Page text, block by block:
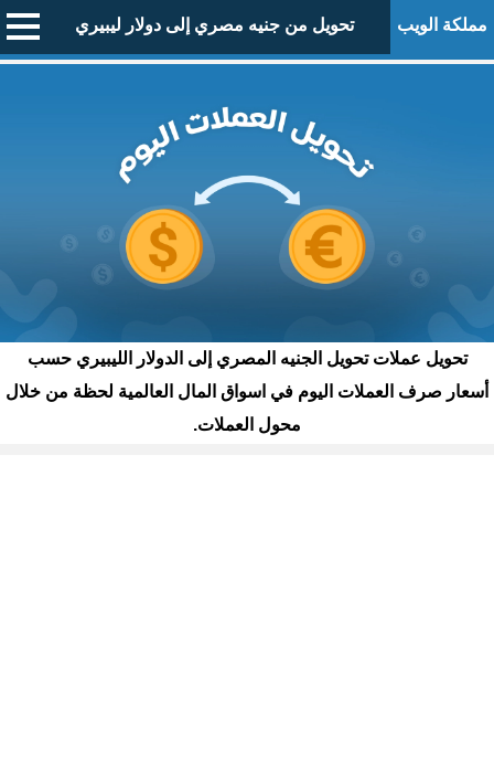
مملكة الويب تحويل من جنيه مصري إلى دولار ليبيري
تحويل عملات تحويل الجنيه المصري إلى الدولار الليبيري حسب
أسعار صرف العملات اليوم في اسواق المال العالمية لحظة من خلال
محول العملات.